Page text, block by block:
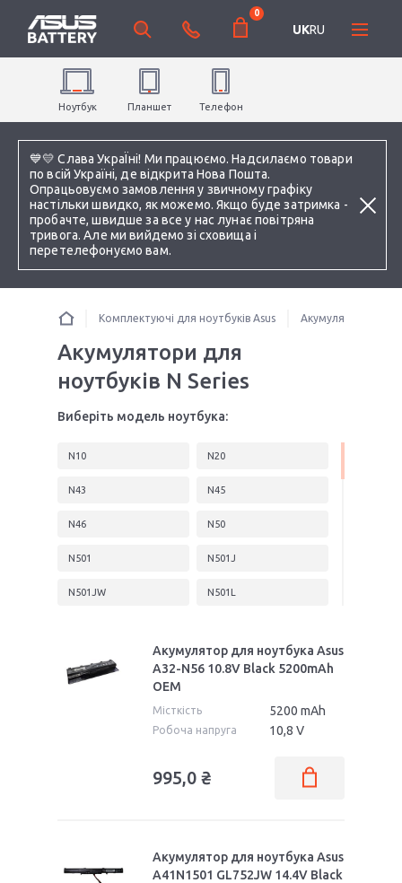
💙💛 Слава УкраЇні! Ми працюємо. Надсилаємо товари
по всій Україні, де відкрита Нова Пошта.
Опрацьовуємо замовлення у звичному графіку
настільки швидко, як можемо. Якщо буде затримка -
пробачте, швидше за все у нас лунає повітряна
тривога. Але ми вийдемо зі сховища і
перетелефонуємо вам.
0
UKRU
Ноутбук Планшет Телефон
Комплектуючі для ноутбуків Asus Акумулятори для
Акумулятори для
ноутбуків N Series
Виберіть модель ноутбука:
N10 N20
N43 N45
N46 N50
N501 N501J
N501JW N501L
N53
N551
N591
Акумулятор для ноутбука Asus
A32-N56 10.8V Black 5200mAh
OEM
Місткість 5200 mAh
Робоча напруга 10,8 V
995,0 ₴
Акумулятор для ноутбука Asus
A41N1501 GL752JW 14.4V Black